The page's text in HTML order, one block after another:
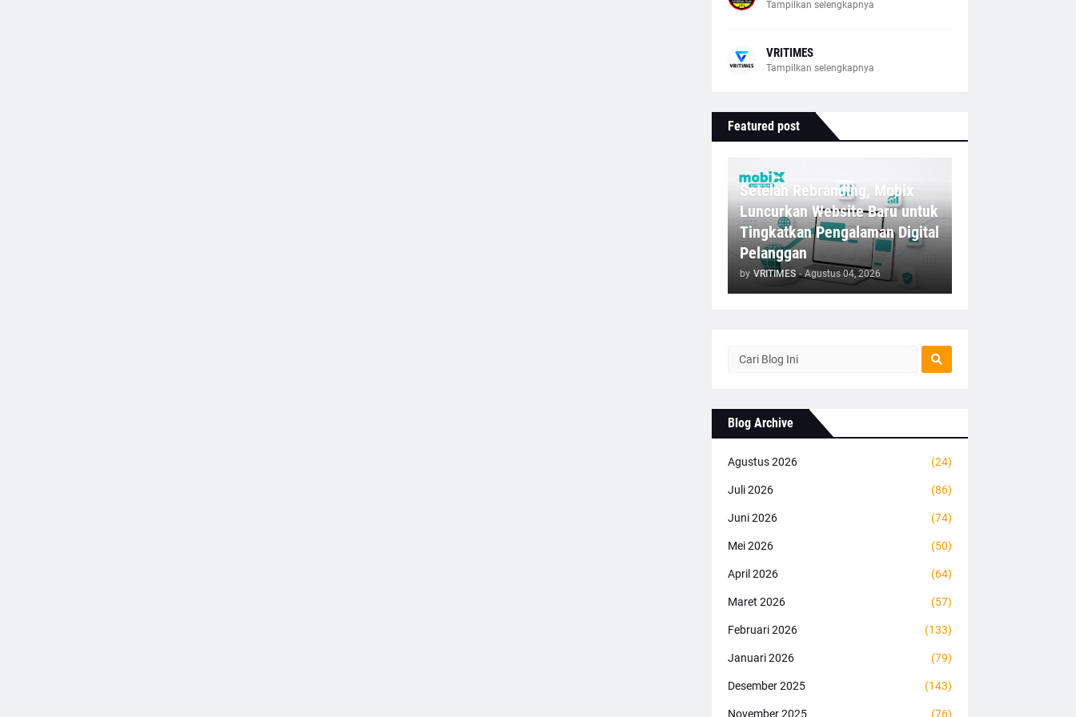
Tampilkan selengkapnya
VRITIMES
Tampilkan selengkapnya
Featured post
Setelah Rebranding, Mobix
Luncurkan Website Baru untuk
Tingkatkan Pengalaman Digital
Pelanggan
by VRITIMES - Agustus 04, 2026
Blog Archive
Agustus 2026 (24)
Juli 2026 (86)
Juni 2026 (74)
Mei 2026 (50)
April 2026 (64)
Maret 2026 (57)
Februari 2026 (133)
Januari 2026 (79)
Desember 2025 (143)
November 2025 (76)